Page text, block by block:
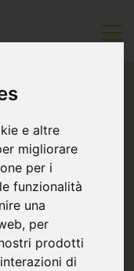
e altre
migliorare
per i
funzionalità
una
, per
prodotti
di